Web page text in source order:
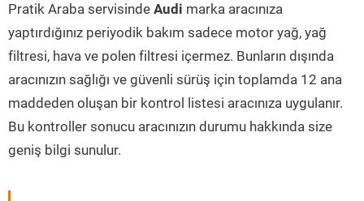
Pratik Araba servisinde Audi marka aracınıza
yaptırdığınız periyodik bakım sadece motor yağ, yağ
filtresi, hava ve polen filtresi içermez. Bunların dışında
aracınızın sağlığı ve güvenli sürüş için toplamda 12 ana
maddeden oluşan bir kontrol listesi aracınıza uygulanır.
Bu kontroller sonucu aracınızın durumu hakkında size
geniş bilgi sunulur.